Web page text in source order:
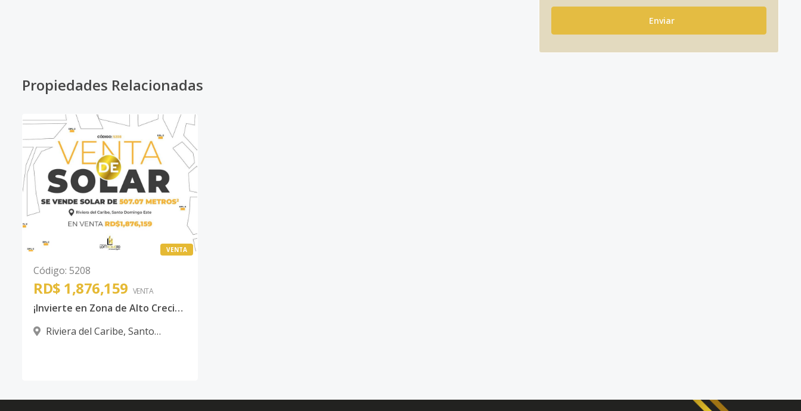
Enviar
Propiedades Relacionadas
VENTA
Código: 5208
RD$ 1,876,159 VENTA
¡Invierte en Zona de Alto Crecimiento! Solar Próximo a Las Américas
Riviera del Caribe, Santo